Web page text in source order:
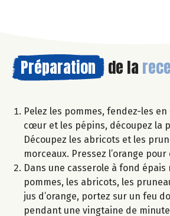
Préparation de la
Pelez les pommes, fendez-les
cœur et les pépins, découpez la
Découpez les abricots et les
morceaux. Pressez l’orange
Dans une casserole à fond épais
pommes, les abricots, les
jus d’orange, portez sur un feu
pendant une vingtaine de